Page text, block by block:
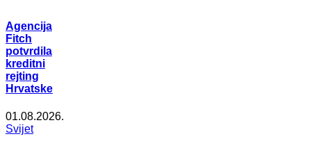
Agencija
Fitch
potvrdila
kreditni
rejting
Hrvatske
01.08.2026.
Svijet